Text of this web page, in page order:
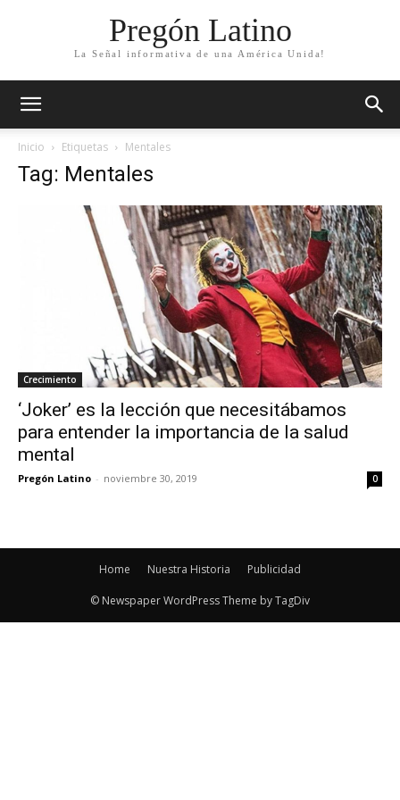
Pregón Latino
La Señal informativa de una América Unida!
Inicio Etiquetas Mentales
Tag: Mentales
Crecimiento
‘Joker’ es la lección que necesitábamos
para entender la importancia de la salud
mental
Pregón Latino - noviembre 30, 2019 0
Home Nuestra Historia Publicidad
© Newspaper WordPress Theme by TagDiv